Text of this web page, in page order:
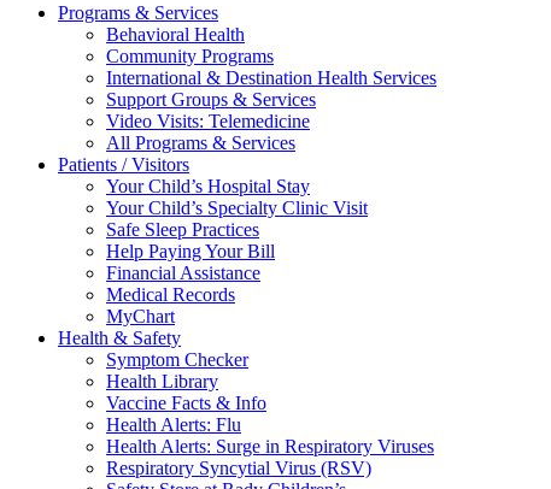
Programs & Services
Behavioral Health
Community Programs
International & Destination Health Services
Support Groups & Services
Video Visits: Telemedicine
All Programs & Services
Patients / Visitors
Your Child’s Hospital Stay
Your Child’s Specialty Clinic Visit
Safe Sleep Practices
Help Paying Your Bill
Financial Assistance
Medical Records
MyChart
Health & Safety
Symptom Checker
Health Library
Vaccine Facts & Info
Health Alerts: Flu
Health Alerts: Surge in Respiratory Viruses
Respiratory Syncytial Virus (RSV)